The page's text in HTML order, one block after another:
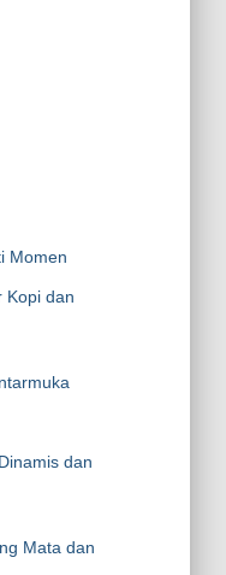
Momen
Kopi dan
dan
Mata dan